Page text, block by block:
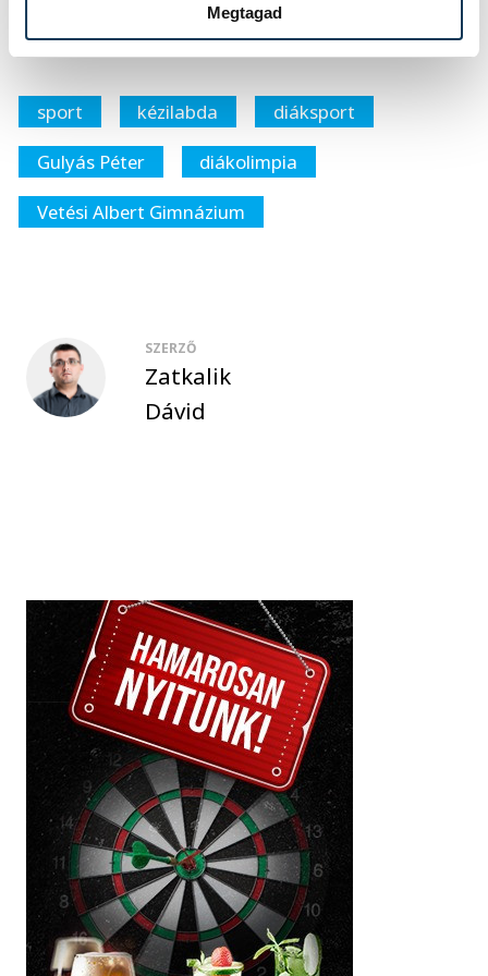
Megtagad
Marcell, Helmi Fahdle, Mellák Bence
sport kézilabda
diáksport
Gulyás Péter
diákolimpia
Vetési Albert Gimnázium
SZERZŐ
Zatkalik
Dávid